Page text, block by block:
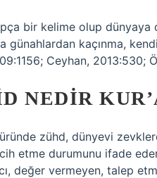
bir kelime olup dünyaya
günahlardan kaçınma,
Ceyhan, 2013:530;
NEDIR
zühd, dünyevi
etme durumunu ifade
değer vermeyen, talep